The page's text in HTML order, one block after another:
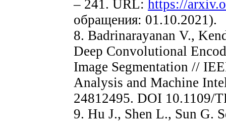
– 241. URL: https://
обращения: 01.10.2021).
8. Badrinarayanan V.,
Deep Convolutional
Image Segmentation //
Analysis and Machine
24812495. DOI 10.1109/
9. Hu J., Shen L., Sun G.